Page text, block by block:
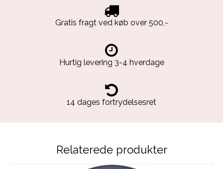
Gratis fragt ved køb over 500,-
Hurtig levering 3-4 hverdage
14 dages fortrydelsesret
Relaterede produkter